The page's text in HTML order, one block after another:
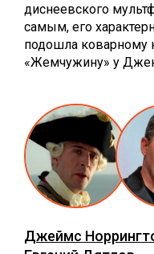
диснеевского
самым, его
подошла коварному
«Жемчужину» у
Джеймс